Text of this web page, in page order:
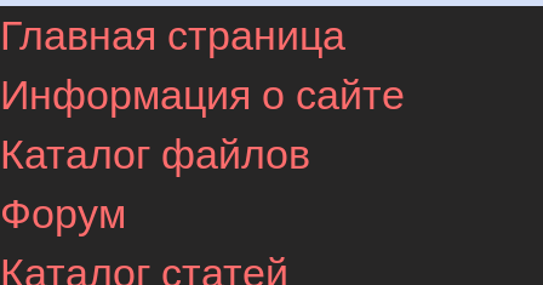
Главная страница
Информация о сайте
Каталог файлов
Форум
Каталог статей